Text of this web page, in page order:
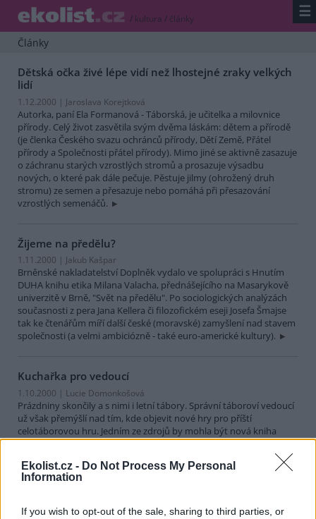
Ekolist.cz - Do Not Process My Personal
Information
If you wish to opt-out of the sale, sharing to third parties, or
/ kultura / články ☰
Články
Dětská očka živé lépe vidí než lhostejné zraky velkých
lidí
1.12.2000 | Jaroslava Korejtková
Autorka, paní Ela Formanová - Táborská, je učitelka a milovnice
přírody. Celý život zasvětila svým dvěma láskám: dětem a přírodě
(je členka Českého svazu ochránců přírody, Dětí Země, Přátel
přírody a Společnosti přátel přírody). Mimo jiné se aktivně zasazuje
o záchranu starých vzrostlých stromů a prosazuje výsadbu
nových, o které pak dále pečuje. Pěstuje jilmy (ohrožený druh
stromu) ze semen a přesazuje nebo pomáhá při přesazování
vzrostlých semenáčů.
Žijeme na předělu?
1.11.2000 | Jakub Kašpar
Brněnské nakladatelství Doplněk vydalo ve spolupráci s Hnutím
DUHA knihu etika Milana Valacha, přednášejícího na Masarykově
univerzitě v Brně, "Svět na předělu". Po sociologických analýzách
současnosti z pera Jana Kellera či filozofickém eseji Josefa Šmajse
tak ke čtenářům míří další české (moravské) zamyšlení nad stavem
společnosti (a velmi ambiciózně - také euro-americké kultury).
Kuchařka pro vedoucí
1.10.2000 | Lucie Domonkošová
Prázdniny skončily a s nimi i letní tábory. Správní táboroví vedoucí
už však přemýšlí nad tím, kde objevit nové hry pro příští
celotáborovou hru. Jedním ze zdrojů by mohla být nová kniha
Jiřího Choura s příznačným názvem "Receptář her". Jde o soubor
etapových her.
Jak si stojí český venkov?